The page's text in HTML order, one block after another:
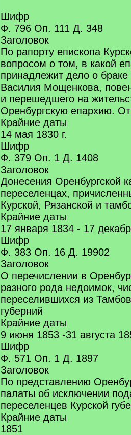
Шифр
Ф. 796 Оп. 111 Д. 348
Заголовок
По рапорту епископа
вопросом о том, в какой
принадлежит дело о браке
Василия Мощенкова,
и перешедшего на
Оренбургскую епархию.
Крайние даты
14 мая 1830 г.
Шифр
Ф. 379 Оп. 1 Д. 1408
Заголовок
Донесения Оренбургской
переселенцах,
Курской, Рязанской и
Крайние даты
17 января 1834 - 17
Шифр
Ф. 383 Оп. 16 Д. 19902
Заголовок
О перечислении в
разного рода недоимок,
переселившихся из
губерний
Крайние даты
9 июня 1853 -31 августа
Шифр
Ф. 571 Оп. 1 Д. 1897
Заголовок
По представлению
палаты об исключении
переселенцев Курской
Крайние даты
1851